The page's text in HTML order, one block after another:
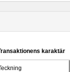
karaktär